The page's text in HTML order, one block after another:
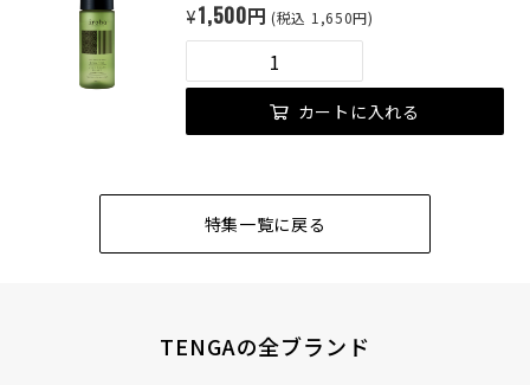
¥1,500円 (税込 1,650円)
カートに入れる
特集一覧に戻る
TENGAの全ブランド